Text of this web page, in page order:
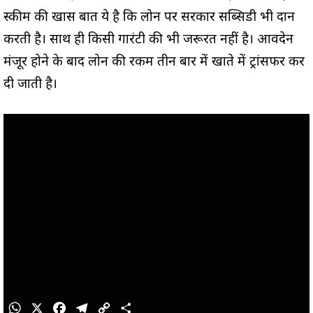
स्कीम की खास बात ये है कि लोन पर सरकार सब्सिडी भी प्रदान
करती है। साथ ही किसी गारंटी की भी जरूरत नहीं है। आवदेन
मंजूर होने के बाद लोन की रकम तीन बार में खाते में ट्रांसफर कर
दी जाती है।
W